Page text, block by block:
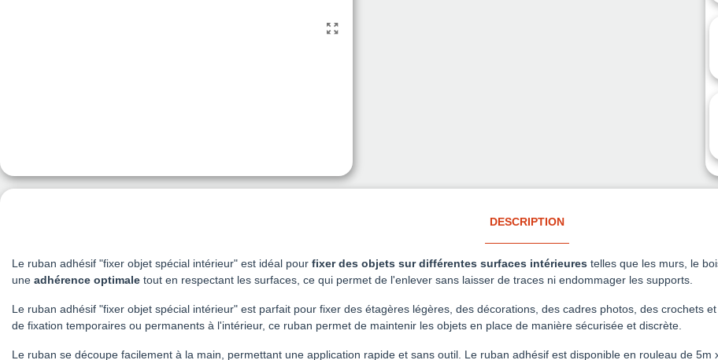
DESCRIPTION
Le ruban adhésif "fixer objet spécial intérieur" est idéal pour fixer des objets sur différentes surfaces intérieures telles que les murs, le
une adhérence optimale tout en respectant les surfaces, ce qui permet de l'enlever sans laisser de traces ni endommager les supports.
Le ruban adhésif "fixer objet spécial intérieur" est parfait pour fixer des étagères légères, des décorations, des cadres photos, des crochets
de fixation temporaires ou permanents à l'intérieur, ce ruban permet de maintenir les objets en place de manière sécurisée et discrète.
Le ruban se découpe facilement à la main, permettant une application rapide et sans outil. Le ruban adhésif est disponible en rouleau de